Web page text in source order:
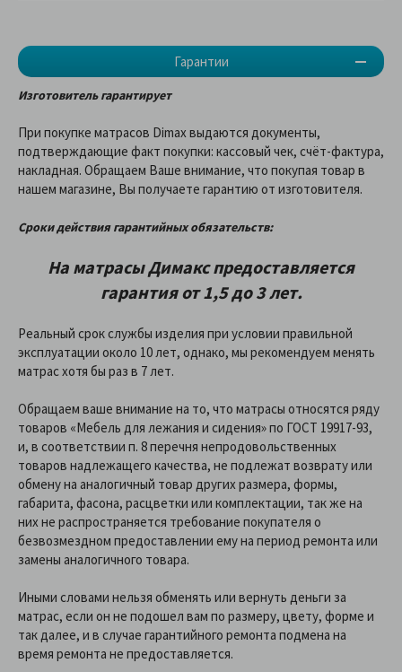
Гарантии
Изготовитель гарантирует
При покупке матрасов Dimax выдаются документы,
подтверждающие факт покупки: кассовый чек, счёт-фактура,
накладная. Обращаем Ваше внимание, что покупая товар в
нашем магазине, Вы получаете гарантию от изготовителя.
Сроки действия гарантийных обязательств:
На матрасы Димакс предоставляетcя
гарантия от 1,5 до 3 лет.
Реальный срок службы изделия при условии правильной
эксплуатации около 10 лет, однако, мы рекомендуем менять
матрас хотя бы раз в 7 лет.
Обращаем ваше внимание на то, что матрасы относятся ряду
товаров «Мебель для лежания и сидения» по ГОСТ 19917-93,
и, в соответствии п. 8 перечня непродовольственных
товаров надлежащего качества, не подлежат возврату или
обмену на аналогичный товар других размера, формы,
габарита, фасона, расцветки или комплектации, так же на
них не распространяется требование покупателя о
безвозмездном предоставлении ему на период ремонта или
замены аналогичного товара.
Иными словами нельзя обменять или вернуть деньги за
матрас, если он не подошел вам по размеру, цвету, форме и
так далее, и в случае гарантийного ремонта подмена на
время ремонта не предоставляется.